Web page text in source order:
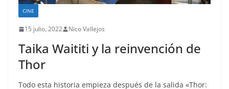
CINE
15 julio, 2022 Nico Vallejos
Taika Waititi y la reinvención de
Thor
Todo esta historia empieza después de la salida «Thor: